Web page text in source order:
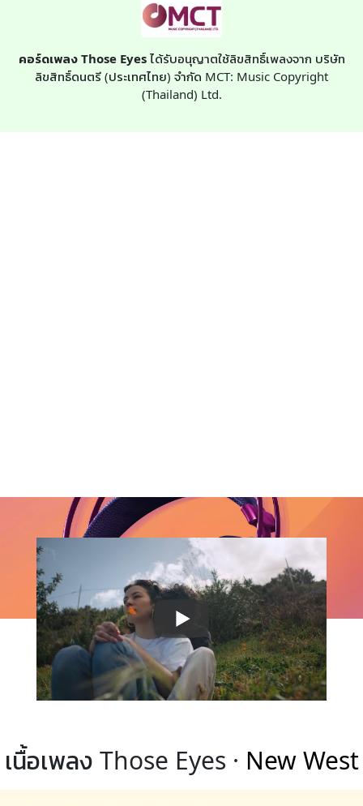
คอร์ดเพลง Those Eyesได้รับอนุญาตใช้ลิขสิทธิ์เพลงจาก บริษัท
ลิขสิทธิ์ดนตรี (ประเทศไทย) จำกัด MCT: Music Copyright
(Thailand) Ltd.
เนื้อเพลง Those Eyes · New West